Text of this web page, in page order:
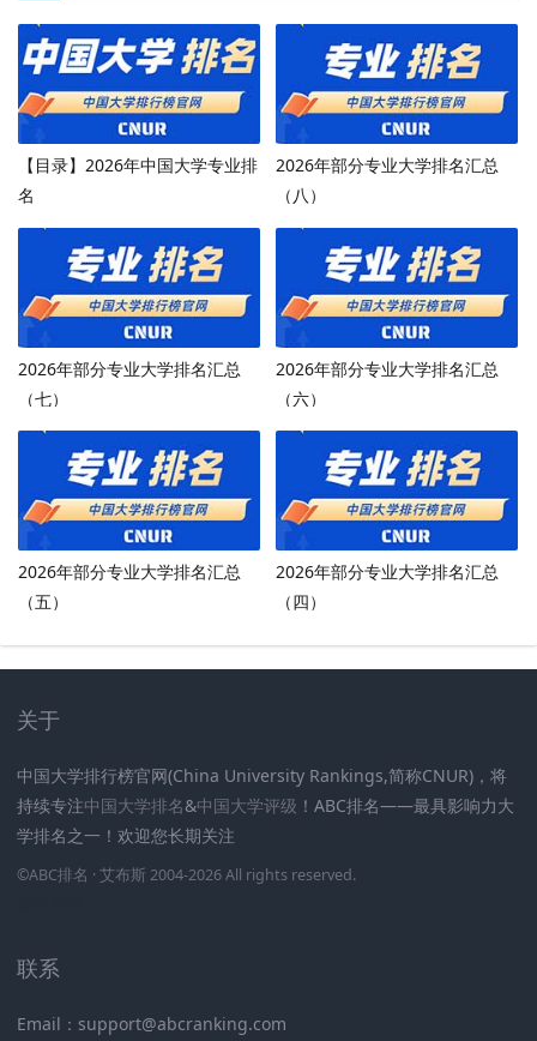
【目录】2026年中国大学专业排
名
2026年部分专业大学排名汇总
（八）
2026年部分专业大学排名汇总
（七）
2026年部分专业大学排名汇总
（六）
2026年部分专业大学排名汇总
（五）
2026年部分专业大学排名汇总
（四）
关于
中国大学排行榜官网(China University Rankings,简称CNUR)，将
持续专注中国大学排名&中国大学评级 ！ABC排名——最具影响力大
学排名之一！欢迎您长期关注
©ABC排名 · 艾布斯 2004-2026 All rights reserved.
联系
Email：support@abcranking.com